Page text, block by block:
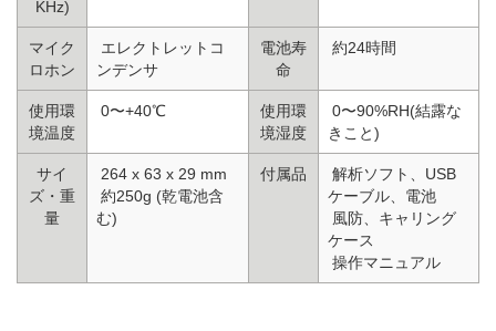
KHz)
マイク
ロホン
エレクトレットコ
ンデンサ
電池寿
命
約24時間
使用環
境温度
0〜+40℃
使用環
境湿度
0〜90%RH(結露な
きこと)
サイ
ズ・重
量
264 x 63 x 29 mm
約250g (乾電池含
む)
付属品
解析ソフト、USB
ケーブル、電池
風防、キャリング
ケース
操作マニュアル